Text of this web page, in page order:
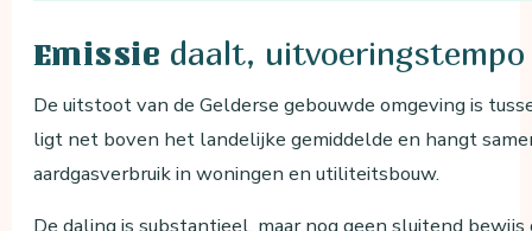
Emissie daalt,
De uitstoot van de Gelderse gebouwde omgeving is
ligt net boven het landelijke gemiddelde en hangt
aardgasverbruik in woningen en utiliteitsbouw.
De daling is substantieel, maar nog geen sluitend